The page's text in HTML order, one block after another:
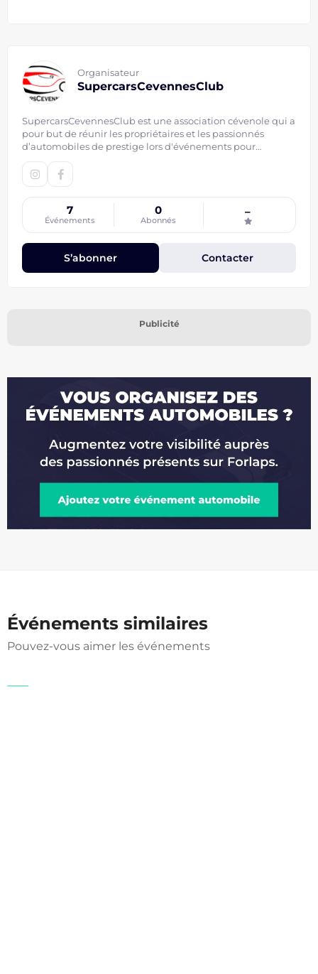
Organisateur
SupercarsCevennesClub
SupercarsCevennesClub est une association cévenole qui a
pour but de réunir les propriétaires et les passionnés
d’automobiles de prestige lors d'événements pour
travers de notre passion, dans le partage et la convivialité.
7
Événements
0
Abonnés
–
S’abonner Contacter
Publicité
Événements similaires
Pouvez-vous aimer les événements